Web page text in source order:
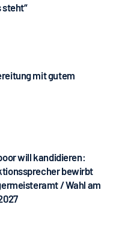
steht“
mit gutem
will kandidieren:
bewirbt
/ Wahl am